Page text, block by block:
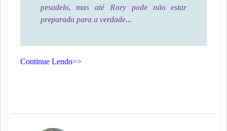
pesadelo, mas até Rory pode não estar
preparada para a verdade...
Continue Lendo>>